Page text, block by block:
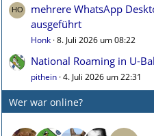
mehrere WhatsApp
ausgeführt
Honk 8. Juli 2026 um 08:22
National Roaming in U-
pithein 4. Juli 2026 um 22:31
Wer war online?